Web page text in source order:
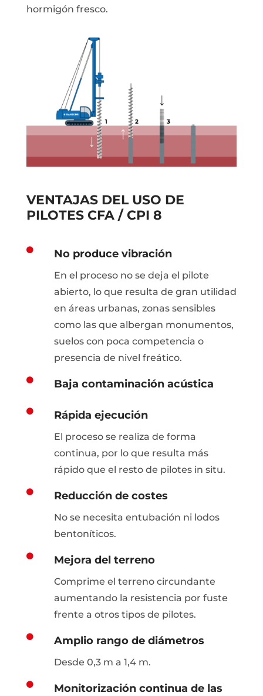
hormigón fresco.
VENTAJAS DEL USO DE
PILOTES CFA / CPI 8
 No produce vibración
En el proceso no se deja el pilote
abierto, lo que resulta de gran utilidad
en áreas urbanas, zonas sensibles
como las que albergan monumentos,
suelos con poca competencia o
presencia de nivel freático.
 Baja contaminación acústica
 Rápida ejecución
El proceso se realiza de forma
continua, por lo que resulta más
rápido que el resto de pilotes in situ.
 Reducción de costes
No se necesita entubación ni lodos
bentoníticos.
 Mejora del terreno
Comprime el terreno circundante
aumentando la resistencia por fuste
frente a otros tipos de pilotes.
 Amplio rango de diámetros
Desde 0,3 m a 1,4 m.

Monitorización continua de las